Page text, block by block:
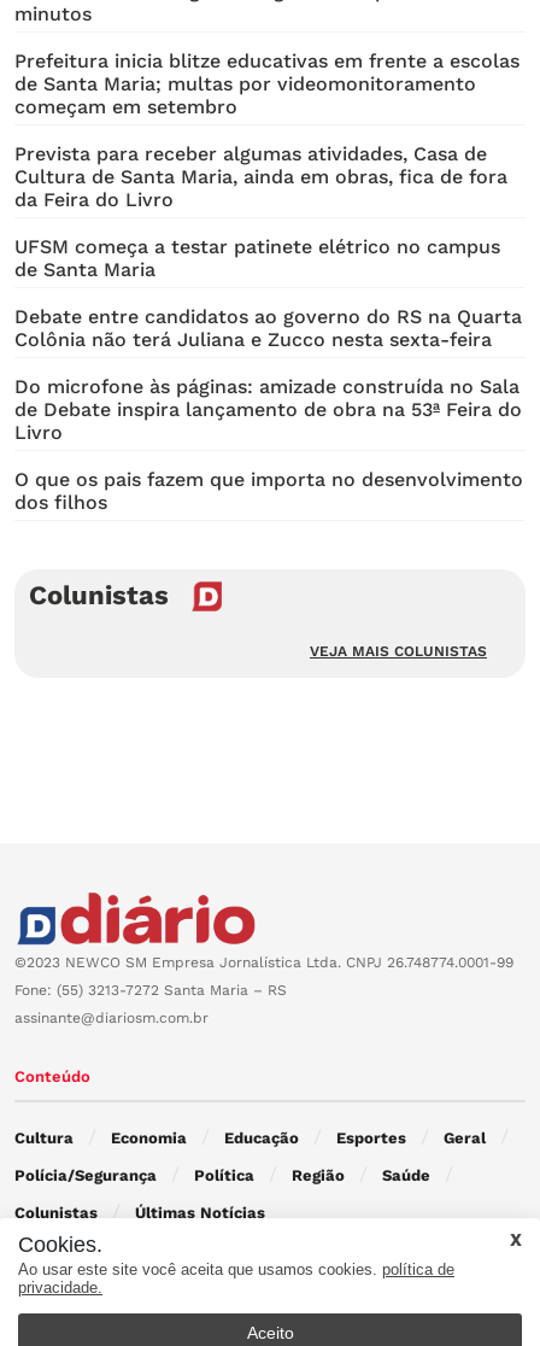
minutos
Prefeitura inicia blitze educativas em frente a escolas
de Santa Maria; multas por videomonitoramento
começam em setembro
Prevista para receber algumas atividades, Casa de
Cultura de Santa Maria, ainda em obras, fica de fora
da Feira do Livro
UFSM começa a testar patinete elétrico no campus
de Santa Maria
Debate entre candidatos ao governo do RS na Quarta
Colônia não terá Juliana e Zucco nesta sexta-feira
Do microfone às páginas: amizade construída no Sala
de Debate inspira lançamento de obra na 53ª Feira do
Livro
O que os pais fazem que importa no desenvolvimento
dos filhos
Colunistas
VEJA MAIS COLUNISTAS
©2023 NEWCO SM Empresa Jornalística Ltda. CNPJ 26.748774.0001-99
Fone: (55) 3213-7272 Santa Maria – RS
assinante@diariosm.com.br
Conteúdo
Cultura Economia Educação Esportes Geral
Polícia/Segurança Política Região Saúde
Colunistas Últimas Notícias
Contato
Cookies.
Ao usar este site você aceita que usamos cookies. política de
privacidade.
Aceito